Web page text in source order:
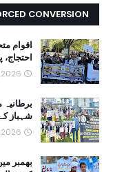
CONVERSION
شہباز
بھمبر